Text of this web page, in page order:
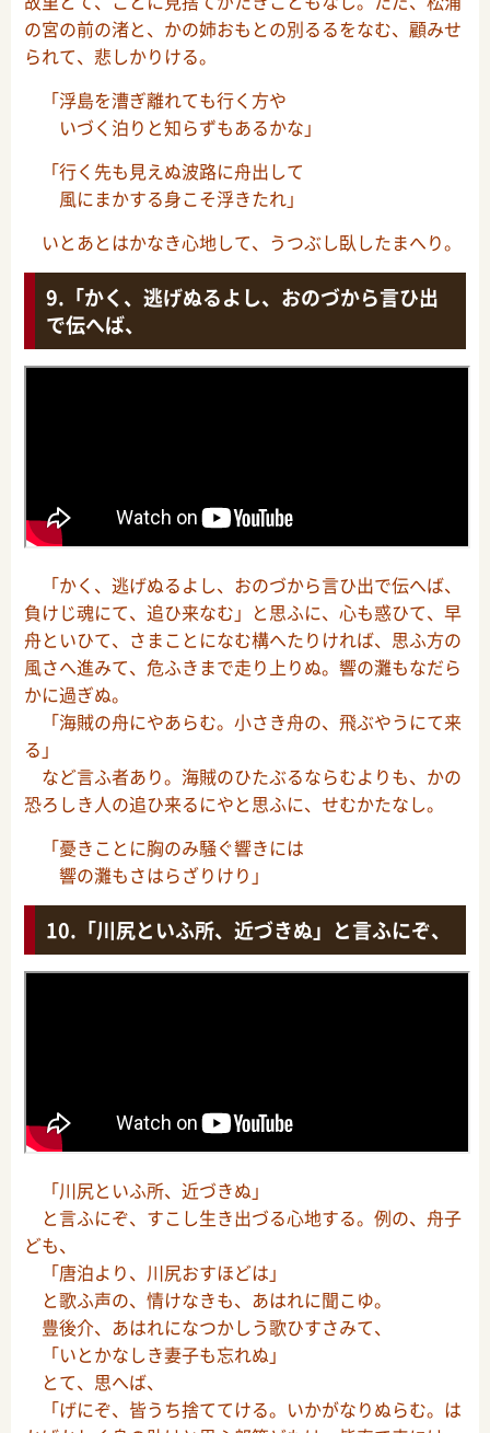
の宮の前の渚と、かの姉おもとの別るるをなむ、顧みせ
られて、悲しかりける。
「浮島を漕ぎ離れても行く方や
いづく泊りと知らずもあるかな」
「行く先も見えぬ波路に舟出して
風にまかする身こそ浮きたれ」
いとあとはかなき心地して、うつぶし臥したまへり。
「かく、逃げぬるよし、おのづから言ひ出
で伝へば、
「かく、逃げぬるよし、おのづから言ひ出で伝へば、
負けじ魂にて、追ひ来なむ」と思ふに、心も惑ひて、早
舟といひて、さまことになむ構へたりければ、思ふ方の
風さへ進みて、危ふきまで走り上りぬ。響の灘もなだら
かに過ぎぬ。
「海賊の舟にやあらむ。小さき舟の、飛ぶやうにて来
る」
など言ふ者あり。海賊のひたぶるならむよりも、かの
恐ろしき人の追ひ来るにやと思ふに、せむかたなし。
「憂きことに胸のみ騒ぐ響きには
響の灘もさはらざりけり」
「川尻といふ所、近づきぬ」と言ふにぞ、
「川尻といふ所、近づきぬ」
と言ふにぞ、すこし生き出づる心地する。例の、舟子
ども、
「唐泊より、川尻おすほどは」
と歌ふ声の、情けなきも、あはれに聞こゆ。
豊後介、あはれになつかしう歌ひすさみて、
「いとかなしき妻子も忘れぬ」
とて、思へば、
「げにぞ、皆うち捨ててける。いかがなりぬらむ。は